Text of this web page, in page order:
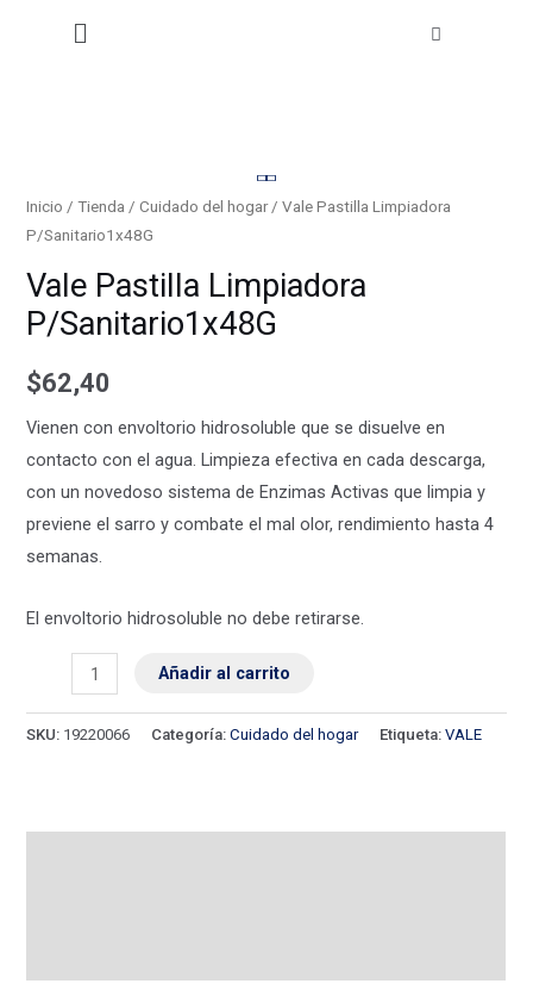
Menú
Inicio /Tienda /Cuidado del hogar/ Vale Pastilla Limpiadora
P/Sanitario1x48G
Vale Pastilla Limpiadora
P/Sanitario1x48G
$62,40
Vienen con envoltorio hidrosoluble que se disuelve en
contacto con el agua. Limpieza efectiva en cada descarga,
con un novedoso sistema de Enzimas Activas que limpia y
previene el sarro y combate el mal olor, rendimiento hasta 4
semanas.
El envoltorio hidrosoluble no debe retirarse.
Pastilla
Limpiadora
P/Sanitario1x48G
Añadir al carrito
SKU: 19220066 Categoría:Cuidado del hogar Etiqueta:VALE
P/Sanitario1x48G